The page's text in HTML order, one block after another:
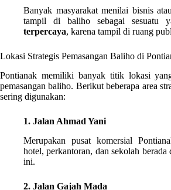
Banyak masyarakat menilai bisnis
tampil di baliho sebagai sesuatu
terpercaya, karena tampil di ruang
Lokasi Strategis Pemasangan Baliho di
Pontianak memiliki banyak titik lokasi
pemasangan baliho. Berikut beberapa area
sering digunakan:
1. Jalan Ahmad Yani
Merupakan pusat komersial
hotel, perkantoran, dan sekolah berada
ini.
2. Jalan Gajah Mada